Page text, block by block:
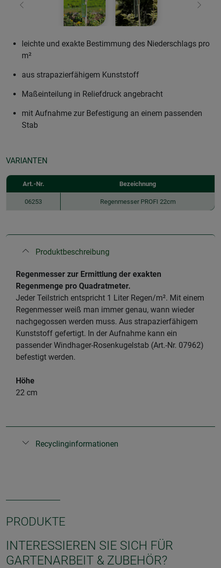
Zurück Weiter
leichte und exakte Bestimmung des Niederschlags pro
m²
aus strapazierfähigem Kunststoff
Maßeinteilung in Reliefdruck angebracht
mit Aufnahme zur Befestigung an einem passenden
Stab
VARIANTEN
Art.-Nr. Bezeichnung
06253 Regenmesser PROFI 22cm
Produktbeschreibung
Regenmesser zur Ermittlung der exakten
Regenmenge pro Quadratmeter.
Jeder Teilstrich entspricht 1 Liter Regen/m². Mit einem
Regenmesser weiß man immer genau, wann wieder
nachgegossen werden muss. Aus strapazierfähigem
Kunststoff gefertigt. In der Aufnahme kann ein
passender Windhager-Rosenkugelstab (Art.-Nr. 07962)
befestigt werden.
Höhe
22 cm
Recyclinginformationen
PRODUKTE
INTERESSIEREN SIE SICH FÜR
GARTENARBEIT & ZUBEHÖR?